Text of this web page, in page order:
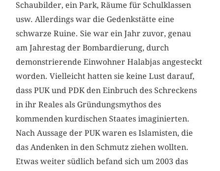
Schaubilder, ein Park, Räume für Schulklassen
usw. Allerdings war die Gedenkstätte eine
schwarze Ruine. Sie war ein Jahr zuvor, genau
am Jahrestag der Bombardierung, durch
demonstrierende Einwohner Halabjas angesteckt
worden. Vielleicht hatten sie keine Lust darauf,
dass PUK und PDK den Einbruch des Schreckens
in ihr Reales als Gründungsmythos des
kommenden kurdischen Staates imaginierten.
Nach Aussage der PUK waren es Islamisten, die
das Andenken in den Schmutz ziehen wollten.
Etwas weiter südlich befand sich um 2003 das